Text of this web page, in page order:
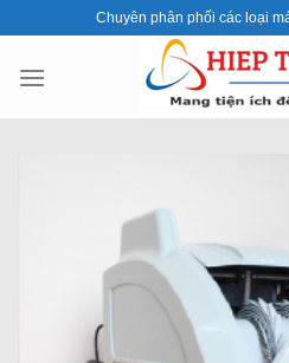
content
Chuyên phân phối các loại